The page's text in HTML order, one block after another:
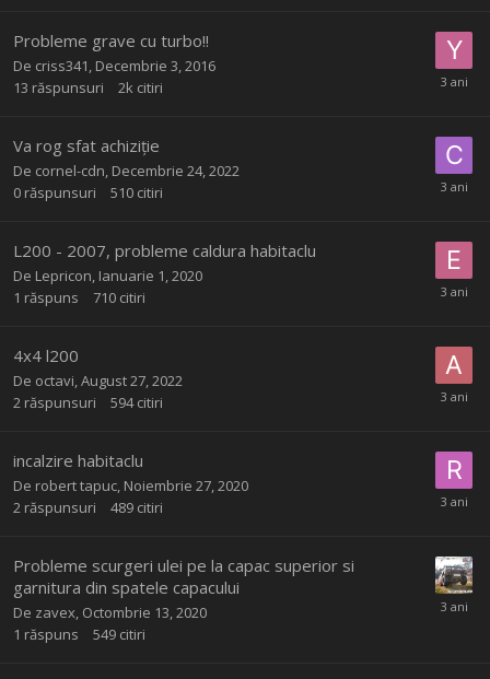
Probleme grave cu turbo!!
De criss341 Decembrie 3, 2016
13 răspunsuri 2k citiri
Va rog sfat achiziție
De cornel-cdn Decembrie 24, 2022
0 răspunsuri 510 citiri
L200 - 2007, probleme caldura habitaclu
De Lepricon Ianuarie 1, 2020
1 răspuns 710 citiri
4x4 l200
De octavi August 27, 2022
2 răspunsuri 594 citiri
incalzire habitaclu
De robert tapuc Noiembrie 27, 2020
2 răspunsuri 489 citiri
Probleme scurgeri ulei pe la capac superior si
garnitura din spatele capacului
De zavex Octombrie 13, 2020
1 răspuns 549 citiri